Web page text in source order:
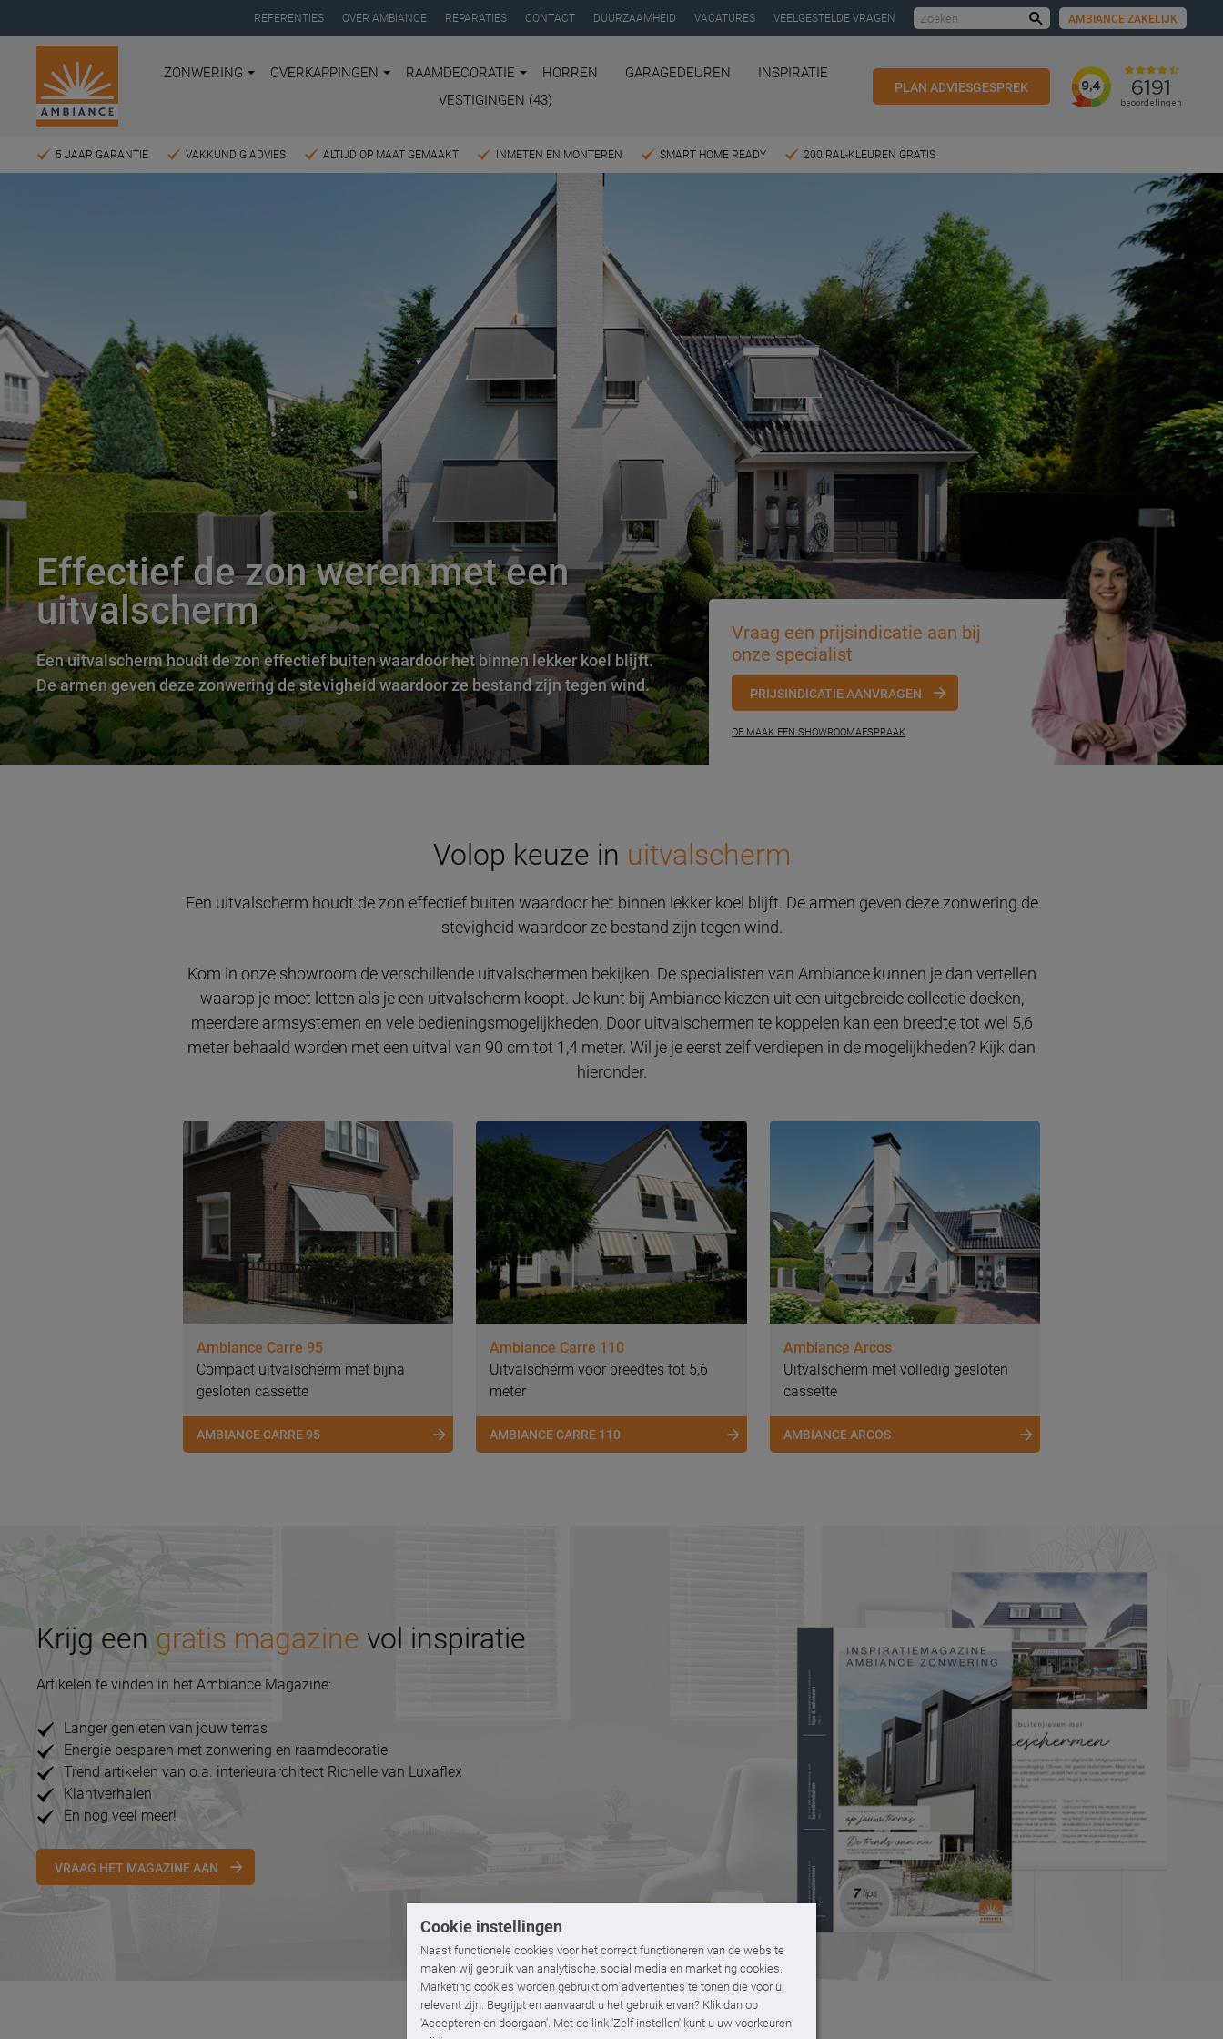
Cookie instellingen
Naast functionele cookies voor het correct functioneren van de website
maken wij gebruik van analytische, social media en marketing cookies.
Marketing cookies worden gebruikt om advertenties te tonen die voor u
relevant zijn. Begrijpt en aanvaardt u het gebruik ervan? Klik dan op
'Accepteren en doorgaan'. Met de link 'Zelf instellen' kunt u uw voorkeuren
REFERENTIES OVER AMBIANCE REPARATIES CONTACT DUURZAAMHEID VACATURES VEELGESTELDE VRAGEN ZoekenAMBIANCE ZAKELIJK
ZONWERING OVERKAPPINGEN RAAMDECORATIE HORREN GARAGEDEUREN
INSPIRATIE
VESTIGINGEN (43)
PLAN ADVIESGESPREK
5 JAAR GARANTIE VAKKUNDIG ADVIES ALTIJD OP MAAT GEMAAKT INMETEN EN MONTEREN SMART HOME READY 200 RAL-KLEUREN GRATIS
Vraag een prijsindicatie aan bij
onze specialist
PRIJSINDICATIE AANVRAGEN
OF MAAK EEN SHOWROOMAFSPRAAK
Effectief de zon weren met een
uitvalscherm
Een uitvalscherm houdt de zon effectief buiten waardoor het binnen lekker koel blijft.
De armen geven deze zonwering de stevigheid waardoor ze bestand zijn tegen wind.
Volop keuze in uitvalscherm
Een uitvalscherm houdt de zon effectief buiten waardoor het binnen lekker koel blijft. De armen geven deze zonwering de
stevigheid waardoor ze bestand zijn tegen wind.
Kom in onze showroom de verschillende uitvalschermen bekijken. De specialisten van Ambiance kunnen je dan vertellen
waarop je moet letten als je een uitvalscherm koopt. Je kunt bij Ambiance kiezen uit een uitgebreide collectie doeken,
meerdere armsystemen en vele bedieningsmogelijkheden. Door uitvalschermen te koppelen kan een breedte tot wel 5,6
meter behaald worden met een uitval van 90 cm tot 1,4 meter. Wil je je eerst zelf verdiepen in de mogelijkheden? Kijk dan
hieronder.
Ambiance Carre 95
Compact uitvalscherm met bijna
gesloten cassette
AMBIANCE CARRE 95
Ambiance Carre 110
Uitvalscherm voor breedtes tot 5,6
meter
AMBIANCE CARRE 110
Ambiance Arcos
Uitvalscherm met volledig gesloten
cassette
AMBIANCE ARCOS
Krijg een gratis magazine vol inspiratie
Artikelen te vinden in het Ambiance Magazine:
Langer genieten van jouw terras
Energie besparen met zonwering en raamdecoratie
Trend artikelen van o.a. interieurarchitect Richelle van Luxaflex
Klantverhalen
En nog veel meer!
VRAAG HET MAGAZINE AAN